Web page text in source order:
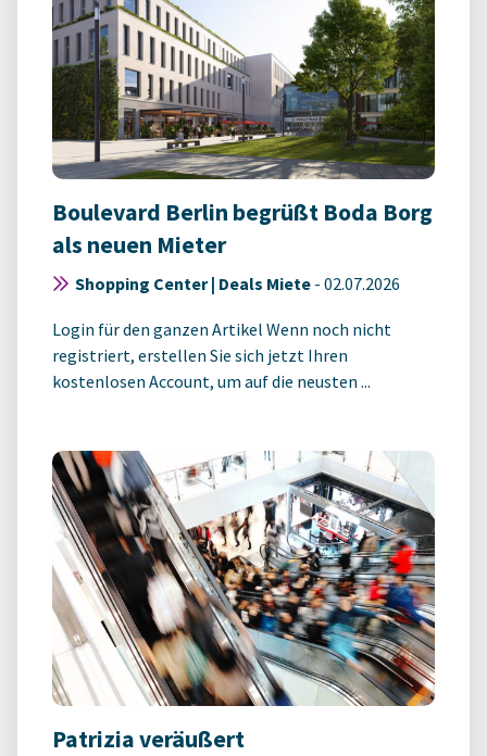
Boulevard Berlin begrüßt Boda Borg
als neuen Mieter
Shopping Center | Deals Miete - 02.07.2026
Login für den ganzen Artikel Wenn noch nicht
registriert, erstellen Sie sich jetzt Ihren
kostenlosen Account, um auf die neusten ...
Patrizia veräußert